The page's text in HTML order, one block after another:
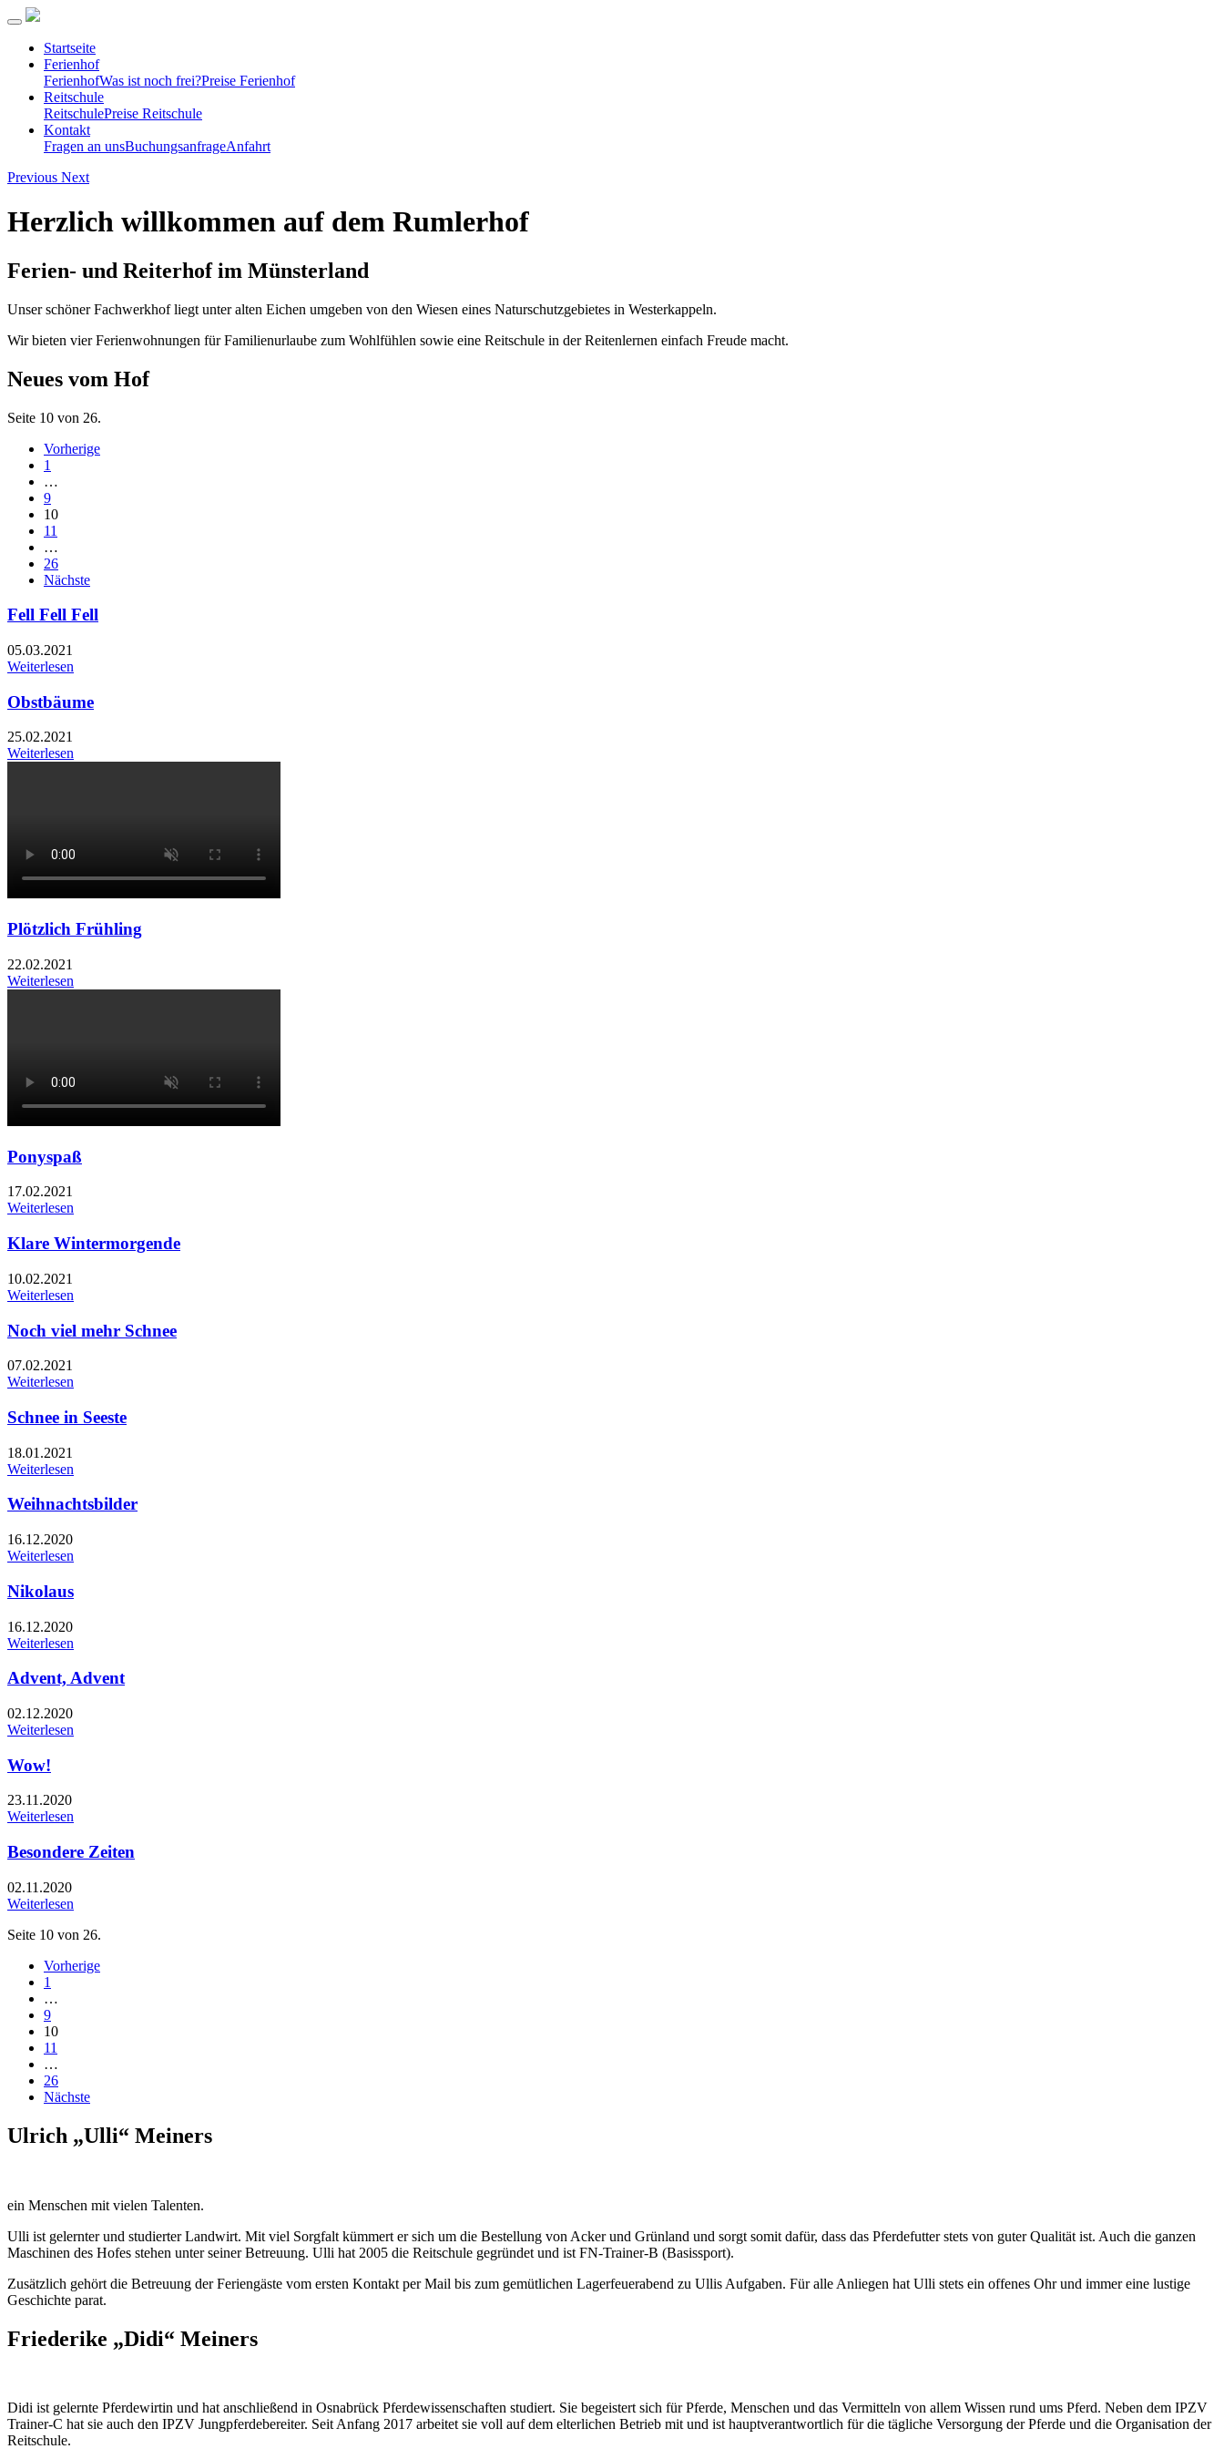
Startseite
Ferienhof
FerienhofWas ist noch frei?Preise Ferienhof
Reitschule
ReitschulePreise Reitschule
Kontakt
Fragen an unsBuchungsanfrageAnfahrt
Previous Next
Herzlich willkommen auf dem Rumlerhof
Ferien- und Reiterhof im Münsterland
Unser schöner Fachwerkhof liegt unter alten Eichen umgeben von den Wiesen eines Naturschutzgebietes in Westerkappeln.
Wir bieten vier Ferienwohnungen für Familienurlaube zum Wohlfühlen sowie eine Reitschule in der Reitenlernen einfach Freude macht.
Neues vom Hof
Seite 10 von 26.
Vorherige
1
…
9
10
11
…
26
Nächste
Fell Fell Fell
05.03.2021
Weiterlesen
Obstbäume
25.02.2021
Weiterlesen
Plötzlich Frühling
22.02.2021
Weiterlesen
Ponyspaß
17.02.2021
Weiterlesen
Klare Wintermorgende
10.02.2021
Weiterlesen
Noch viel mehr Schnee
07.02.2021
Weiterlesen
Schnee in Seeste
18.01.2021
Weiterlesen
Weihnachtsbilder
16.12.2020
Weiterlesen
Nikolaus
16.12.2020
Weiterlesen
Advent, Advent
02.12.2020
Weiterlesen
Wow!
23.11.2020
Weiterlesen
Besondere Zeiten
02.11.2020
Weiterlesen
Seite 10 von 26.
Vorherige
1
…
9
10
11
…
26
Nächste
Ulrich „Ulli“ Meiners
ein Menschen mit vielen Talenten.
Ulli ist gelernter und studierter Landwirt. Mit viel Sorgfalt kümmert er sich um die Bestellung von Acker und Grünland und sorgt somit dafür, dass das Pferdefutter stets von guter Qualität ist. Auch die ganzen
Maschinen des Hofes stehen unter seiner Betreuung. Ulli hat 2005 die Reitschule gegründet und ist FN-Trainer-B (Basissport).
Zusätzlich gehört die Betreuung der Feriengäste vom ersten Kontakt per Mail bis zum gemütlichen Lagerfeuerabend zu Ullis Aufgaben. Für alle Anliegen hat Ulli stets ein offenes Ohr und immer eine lustige
Geschichte parat.
Friederike „Didi“ Meiners
Didi ist gelernte Pferdewirtin und hat anschließend in Osnabrück Pferdewissenschaften studiert. Sie begeistert sich für Pferde, Menschen und das Vermitteln von allem Wissen rund ums Pferd. Neben dem IPZV
Trainer-C hat sie auch den IPZV Jungpferdebereiter. Seit Anfang 2017 arbeitet sie voll auf dem elterlichen Betrieb mit und ist hauptverantwortlich für die tägliche Versorgung der Pferde und die Organisation der
Reitschule.